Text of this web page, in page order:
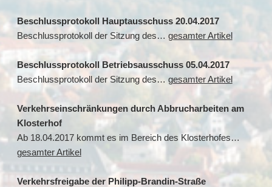
Beschlussprotokoll Hauptausschuss 20.04.2017
Beschlussprotokoll der Sitzung des… gesamter Artikel
Beschlussprotokoll Betriebsausschuss 05.04.2017
Beschlussprotokoll der Sitzung des… gesamter Artikel
Verkehrseinschränkungen durch Abbrucharbeiten am
Klosterhof
Ab 18.04.2017 kommt es im Bereich des Klosterhofes…
gesamter Artikel
Verkehrsfreigabe der Philipp-Brandin-Straße